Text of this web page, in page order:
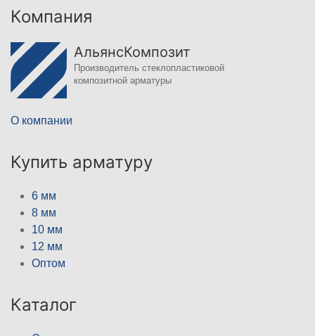
Компания
АльянсКомпозит
Производитель стеклопластиковой
композитной арматуры
О компании
Купить арматуру
6 мм
8 мм
10 мм
12 мм
Оптом
Каталог